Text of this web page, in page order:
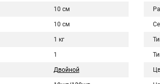
10 см
10 см
1 кг
1
Двойной